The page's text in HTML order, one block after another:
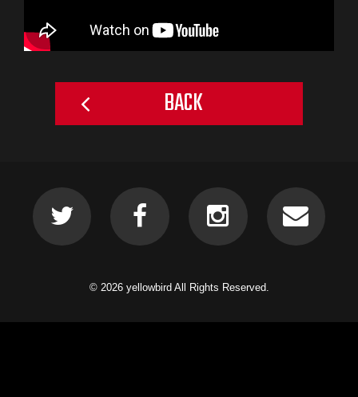
BACK
© 2026 yellowbird All Rights Reserved.